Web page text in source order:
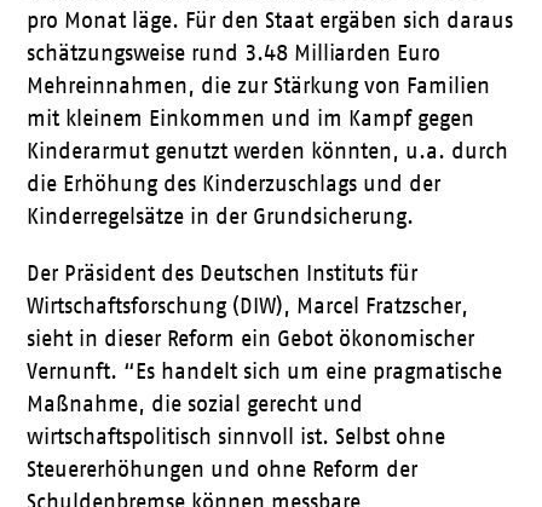
pro Monat läge. Für den Staat ergäben sich daraus
schätzungsweise rund 3.48 Milliarden Euro
Mehreinnahmen, die zur Stärkung von Familien
mit kleinem Einkommen und im Kampf gegen
Kinderarmut genutzt werden könnten, u.a. durch
die Erhöhung des Kinderzuschlags und der
Kinderregelsätze in der Grundsicherung.
Der Präsident des Deutschen Instituts für
Wirtschaftsforschung (DIW), Marcel Fratzscher,
sieht in dieser Reform ein Gebot ökonomischer
Vernunft. “Es handelt sich um eine pragmatische
Maßnahme, die sozial gerecht und
wirtschaftspolitisch sinnvoll ist. Selbst ohne
Steuererhöhungen und ohne Reform der
Schuldenbremse können messbare